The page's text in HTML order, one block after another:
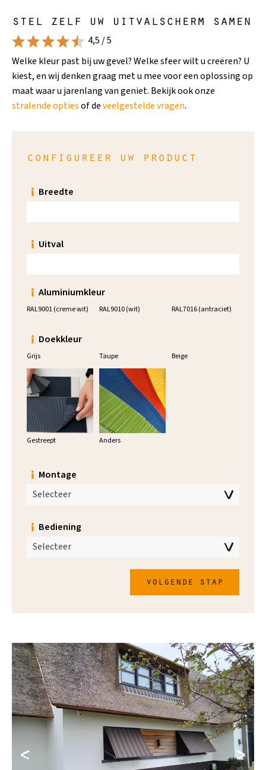
stel zelf uw uitvalscherm samen
4,5 / 5
Welke kleur past bij uw gevel? Welke sfeer wilt u creëren? U
kiest, en wij denken graag met u mee voor een oplossing op
maat waar u jarenlang van geniet. Bekijk ook onze
stralende optiesof deveelgestelde vragen.
configureer uw product
Breedte
Uitval
Aluminiumkleur
RAL9001 (creme wit) RAL9010 (wit) RAL7016 (antraciet)
Doekkleur
Grijs Taupe Beige
Gestreept Anders
Montage
Selecteer
Bediening
Selecteer
volgende stap